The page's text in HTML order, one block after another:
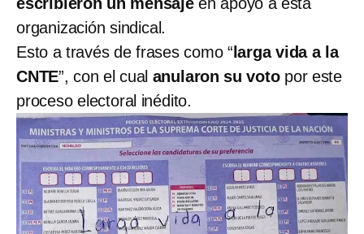
organización sindical.
Esto a través de frases como “ larga vida a la
CNTE”, con el cual anularon su votopor este
proceso electoral inédito.